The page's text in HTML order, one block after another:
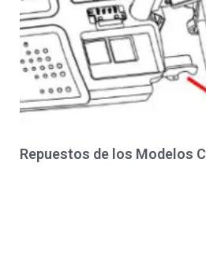
Repuestos de los Modelos